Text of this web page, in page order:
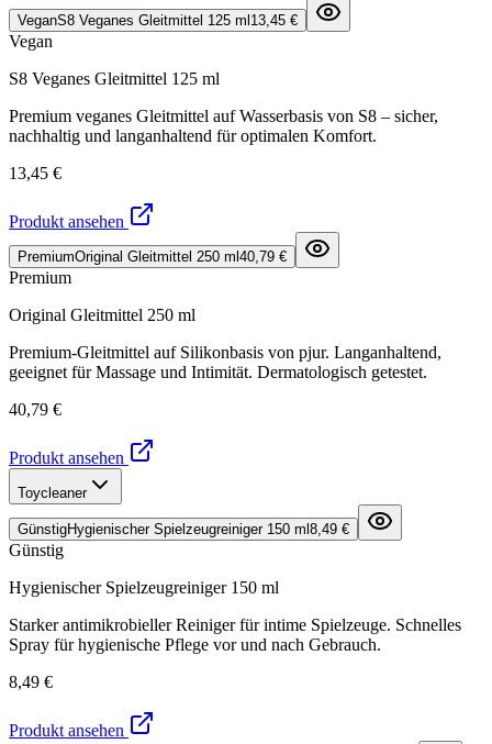
VeganS8 Veganes Gleitmittel 125 ml 13,45 €
Vegan
S8 Veganes Gleitmittel 125 ml
Premium veganes Gleitmittel auf Wasserbasis von S8 – sicher,
nachhaltig und langanhaltend für optimalen Komfort.
13,45 €
Produkt ansehen
PremiumOriginal Gleitmittel 250 ml 40,79 €
Premium
Original Gleitmittel 250 ml
Premium-Gleitmittel auf Silikonbasis von pjur. Langanhaltend,
geeignet für Massage und Intimität. Dermatologisch getestet.
40,79 €
Produkt ansehen
Toycleaner
GünstigHygienischer Spielzeugreiniger 150 ml 8,49 €
Günstig
Hygienischer Spielzeugreiniger 150 ml
Starker antimikrobieller Reiniger für intime Spielzeuge. Schnelles
Spray für hygienische Pflege vor und nach Gebrauch.
8,49 €
Produkt ansehen